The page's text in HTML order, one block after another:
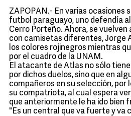
ZAPOPAN.- En varias ocasiones
futbol paraguayo, uno defendía
Cerro Porteño. Ahora, se vuelven
con camisetas diferentes, Jorge
los colores rojinegros mientras
por el cuadro de la UNAM.
El atacante de Atlas no sólo
por dichos duelos, sino que en
compañeros en su selección, por
su compatriota, al cual espera
que anteriormente le ha ido bien
"Es un central que va fuerte y va